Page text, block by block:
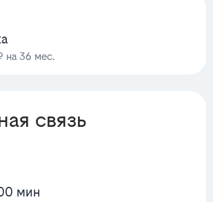
на 36 мес.
связь
мин